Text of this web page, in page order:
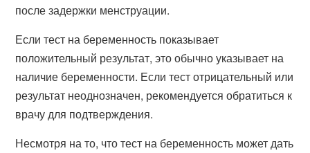
после задержки менструации.
Если тест на беременность показывает
положительный результат, это обычно указывает на
наличие беременности. Если тест отрицательный или
результат неоднозначен, рекомендуется обратиться к
врачу для подтверждения.
Несмотря на то, что тест на беременность может дать